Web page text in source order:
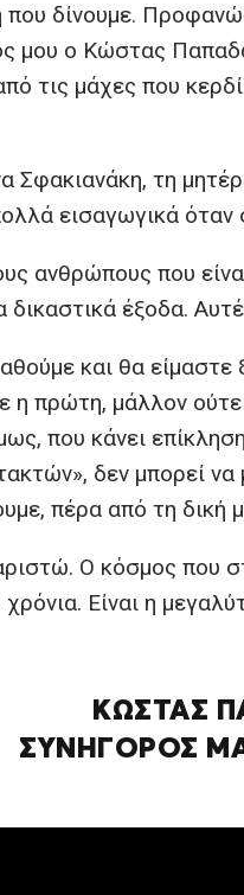
που δίνουμε.
μου ο Κώστας
τις μάχες που
Σφακιανάκη, τη
εισαγωγικά όταν
ανθρώπους που
έξοδα.
και θα
η πρώτη, μάλλον
που κάνει
δεν μπορεί
πέρα από τη δική
Ο κόσμος που
Είναι η
ΚΩΣΤΑΣ
ΣΥΝΗΓΟΡΟΣ